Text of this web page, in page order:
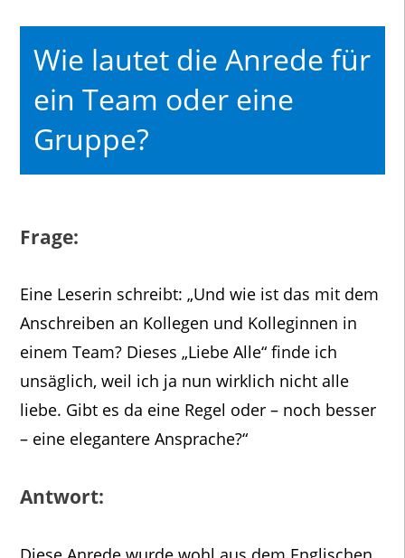
Wie lautet die Anrede für
ein Team oder eine
Gruppe?
Frage:
Eine Leserin schreibt: „Und wie ist das mit dem
Anschreiben an Kollegen und Kolleginnen in
einem Team? Dieses „Liebe Alle“ finde ich
unsäglich, weil ich ja nun wirklich nicht alle
liebe. Gibt es da eine Regel oder – noch besser
– eine elegantere Ansprache?“
Antwort: